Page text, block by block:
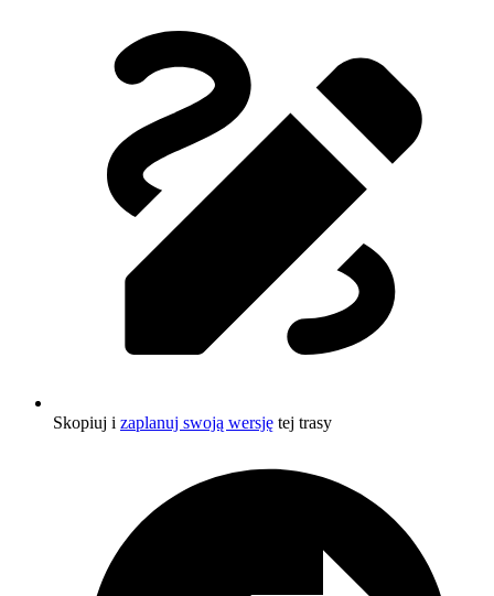
Skopiuj i zaplanuj swoją wersję tej trasy